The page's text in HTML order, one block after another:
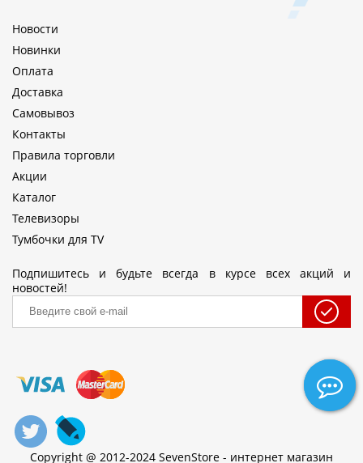
Новости
Новинки
Оплата
Доставка
Самовывоз
Контакты
Правила торговли
Акции
Каталог
Телевизоры
Тумбочки для TV
Подпишитесь и будьте всегда в курсе всех акций и
новостей!
Copyright @ 2012-2024 SevenStore - интернет магазин